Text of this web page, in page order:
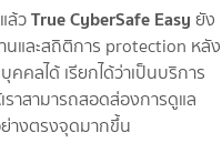
ล้วTrue CyberSafe Easy ยัง
นและสถิติการ protection หลัง
คลได้ เรียกได้ว่าเป็นบริการ
ราสามารถสอดส่องการดูแล
ย่างตรงจุดมากขึ้น